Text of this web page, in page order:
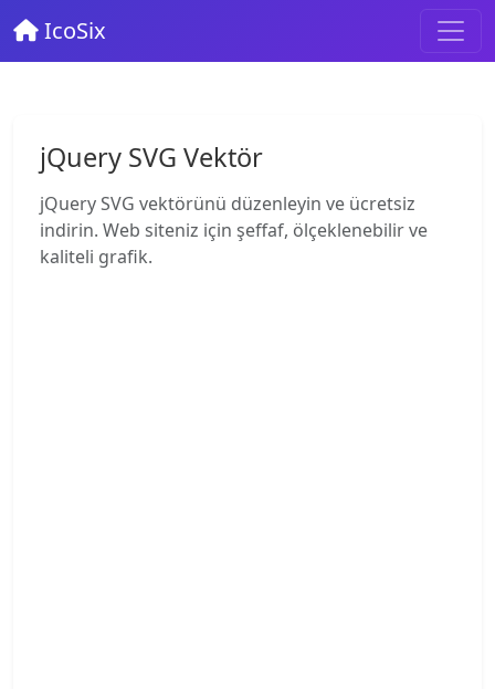
IcoSix
jQuery SVG Vektör
jQuery SVG vektörünü düzenleyin ve ücretsiz
indirin. Web siteniz için şeffaf, ölçeklenebilir ve
kaliteli grafik.